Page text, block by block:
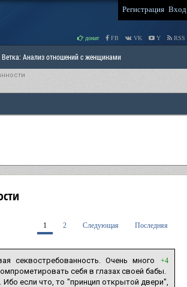
Регистрация Вход
донат FB VK Y RSS
Ветка: Анализ отношений с женщинами
МД и права мужчин
1 2 Следующая Последняя
+4
секвостребованность. Очень много
себя в глазах своей бабы.
если что, то "принцип открытой двери",